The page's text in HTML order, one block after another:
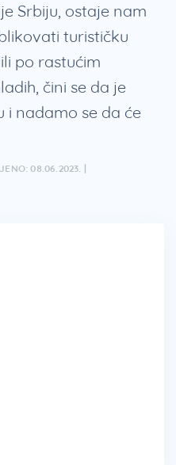
Srbiju, ostaje nam
turističku
po rastućim
čini se da je
i nadamo se da će
08.06.2023. |